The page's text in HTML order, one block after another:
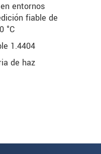
entornos
fiable de
°C
1.4404
de haz